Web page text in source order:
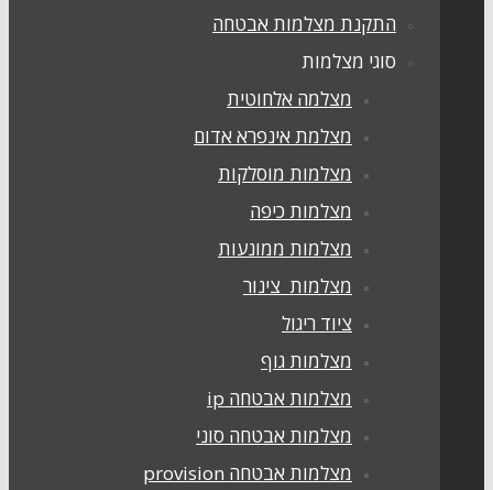
התקנת מצלמות אבטחה
סוגי מצלמות
מצלמה אלחוטית
מצלמת אינפרא אדום
מצלמות מוסלקות
מצלמות כיפה
מצלמות ממונעות
מצלמות צינור
ציוד ריגול
מצלמות גוף
מצלמות אבטחה ip
מצלמות אבטחה סוני
מצלמות אבטחה provision